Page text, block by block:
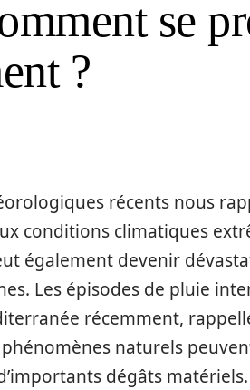
se
?
récents nous
conditions climatiques
également devenir
Les épisodes de pluie
récemment,
naturels
dégâts